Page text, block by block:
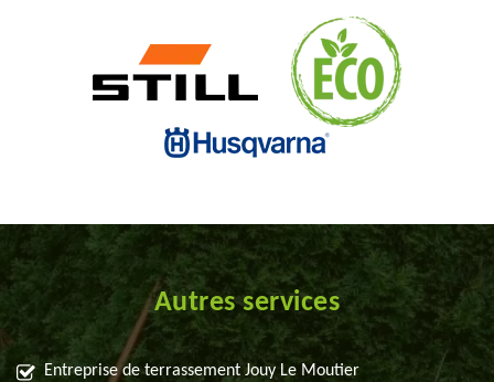
Autres services
Entreprise de terrassement Jouy Le Moutier